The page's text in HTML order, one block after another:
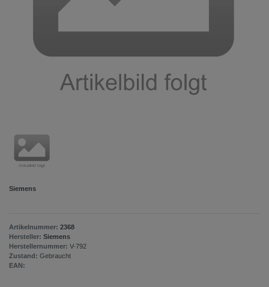
Siemens
Artikelnummer: 2368
Hersteller: Siemens
Herstellernummer: V-792
Zustand: Gebraucht
EAN: